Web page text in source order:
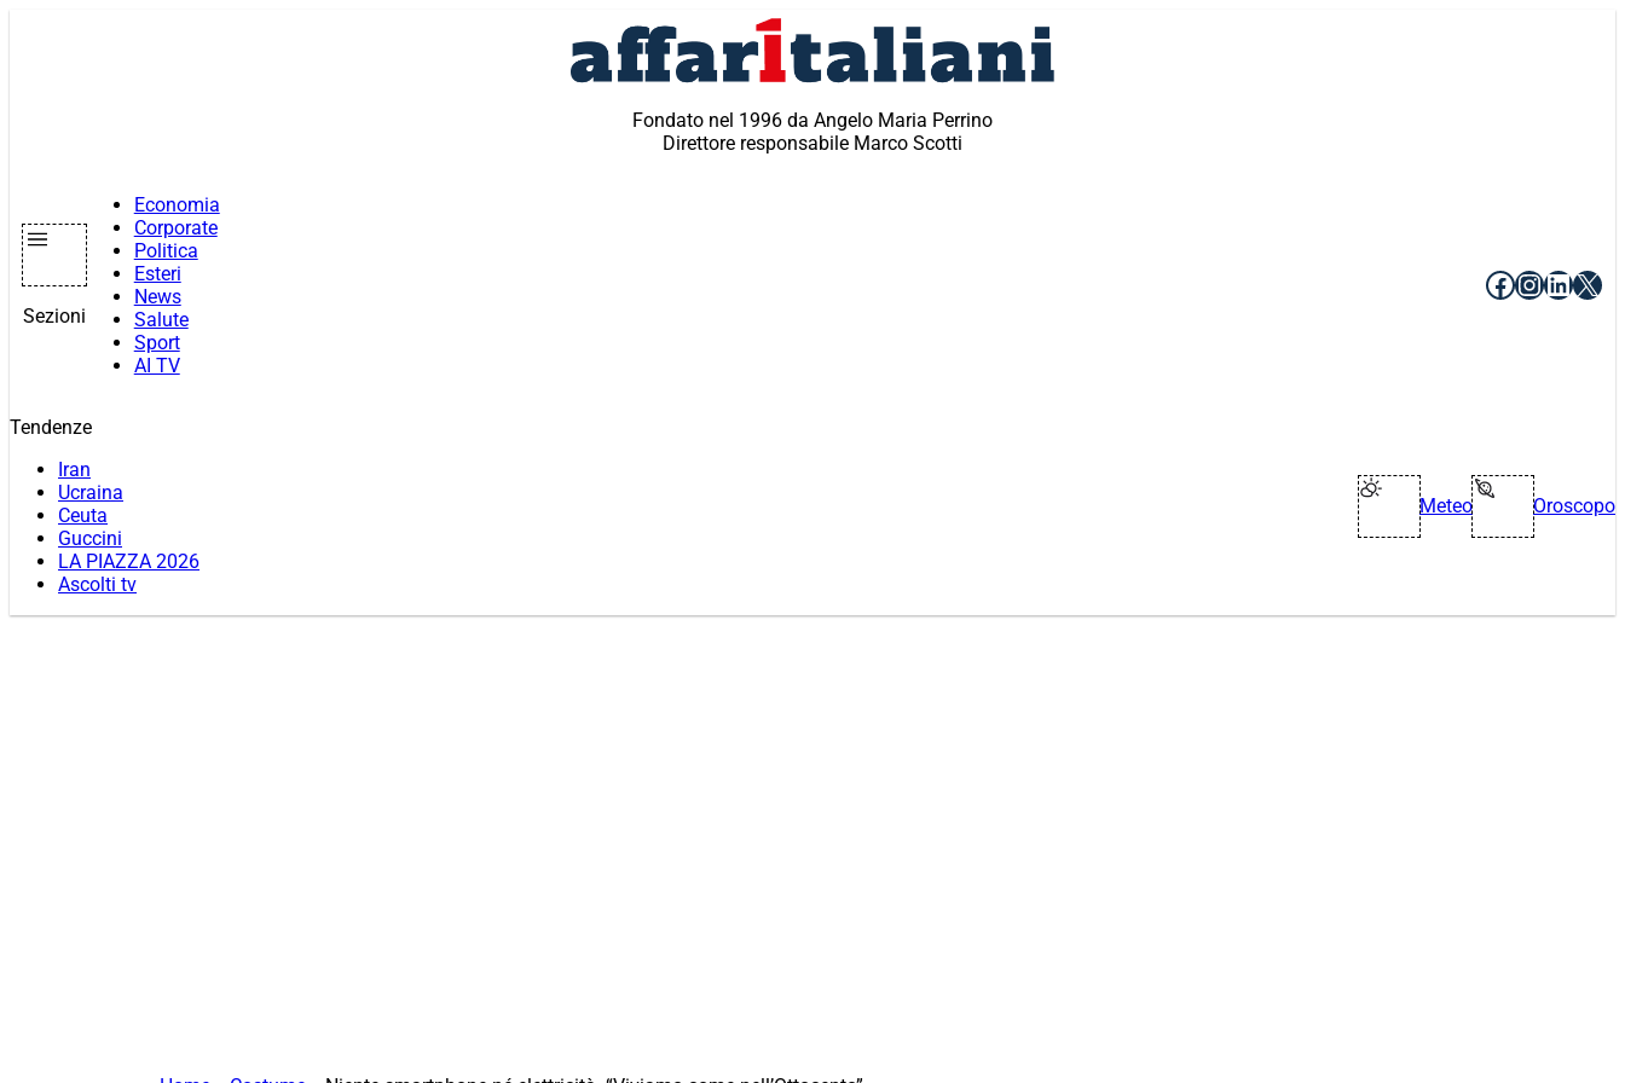
Fondato nel 1996 da Angelo Maria Perrino
Direttore responsabile Marco Scotti
Sezioni
Economia
Corporate
Politica
Esteri
News
Salute
Sport
AI TV
Facebook
X
Tendenze
Iran
Ucraina
Ceuta
Guccini
LA PIAZZA 2026
Ascolti tv
Meteo Oroscopo